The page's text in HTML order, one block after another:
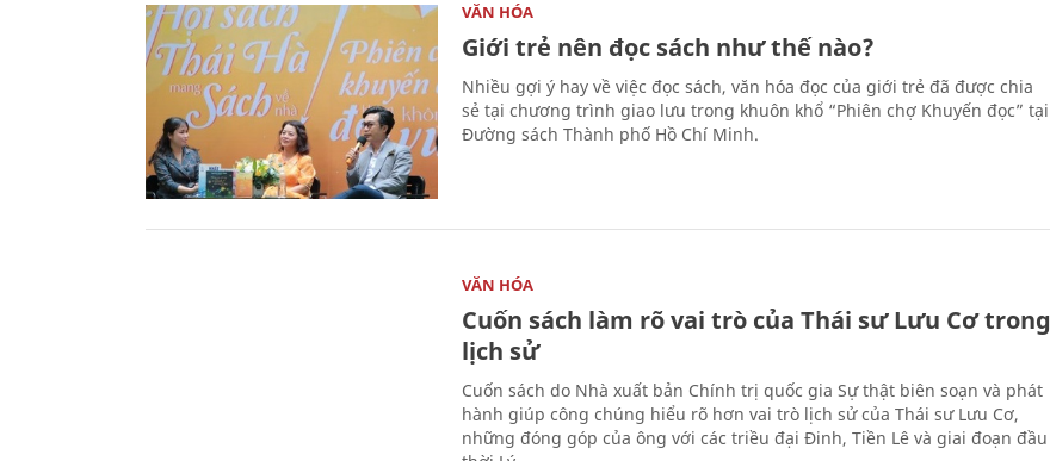
VĂN HÓA
Giới trẻ nên đọc sách như thế nào?
Nhiều gợi ý hay về việc đọc sách, văn hóa đọc của giới trẻ đã được chia
sẻ tại chương trình giao lưu trong khuôn khổ “Phiên chợ Khuyến đọc” tại
Đường sách Thành phố Hồ Chí Minh.
VĂN HÓA
Cuốn sách làm rõ vai trò của Thái sư Lưu Cơ trong
lịch sử
Cuốn sách do Nhà xuất bản Chính trị quốc gia Sự thật biên soạn và phát
hành giúp công chúng hiểu rõ hơn vai trò lịch sử của Thái sư Lưu Cơ,
những đóng góp của ông với các triều đại Đinh, Tiền Lê và giai đoạn đầu